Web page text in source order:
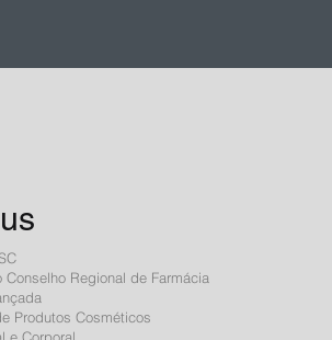
Regional de Farmácia
Produtos Cosméticos